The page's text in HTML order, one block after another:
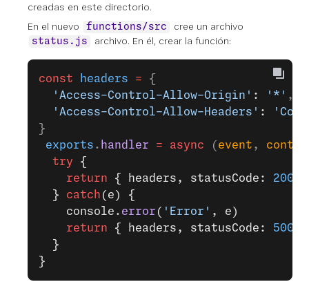
creadas en este directorio.
En el nuevo
functions/src cree un archivo
status.js archivo. En él, crear la función:
const headers = {
  'Access-Control-Allow-Origin'
: '*' ,
  'Access-Control-Allow-Headers'
:
}
exports . handler = async ( event ,
  try
{
    return
{ headers, statusCode: 200
  }
catch (e) {
    console.
error ( 'Error' , e)
    return
{ headers, statusCode: 500
  }
}